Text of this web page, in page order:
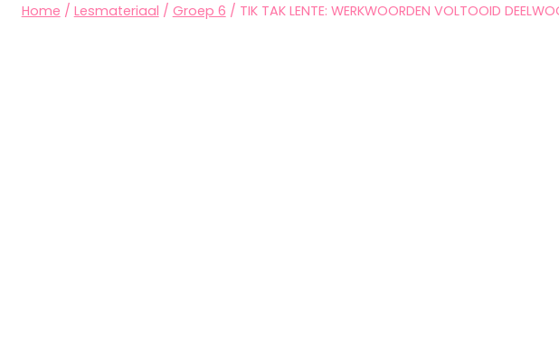
Home / Lesmateriaal / Groep 6 / TIK TAK LENTE: WERKWOORDEN VOLTOOID